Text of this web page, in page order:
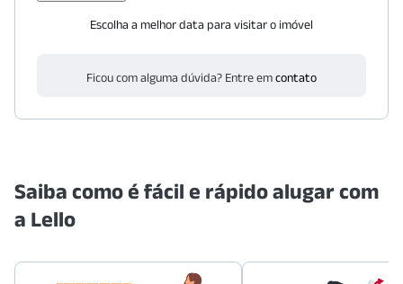
Escolha a melhor data para visitar o imóvel
Ficou com alguma dúvida? Entre emcontato
Saiba como é fácil e rápido alugar com
a Lello